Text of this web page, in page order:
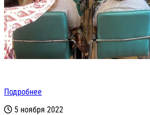
Подробнее
5 ноября 2022